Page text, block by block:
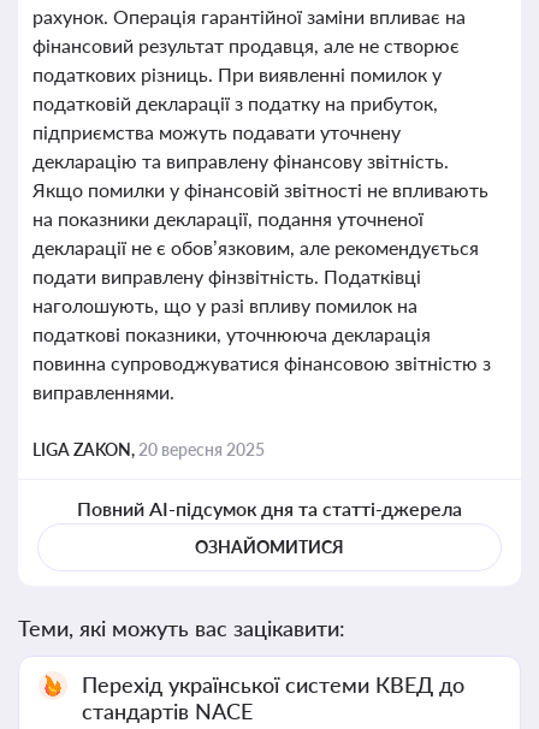
рахунок. Операція гарантійної заміни впливає на
фінансовий результат продавця, але не створює
податкових різниць. При виявленні помилок у
податковій декларації з податку на прибуток,
підприємства можуть подавати уточнену
декларацію та виправлену фінансову звітність.
Якщо помилки у фінансовій звітності не впливають
на показники декларації, подання уточненої
декларації не є обов’язковим, але рекомендується
подати виправлену фінзвітність. Податківці
наголошують, що у разі впливу помилок на
податкові показники, уточнююча декларація
повинна супроводжуватися фінансовою звітністю з
виправленнями.
LIGA ZAKON, 20 вересня 2025
Повний AI-підсумок дня та статті-джерела
ОЗНАЙОМИТИСЯ
Теми, які можуть вас зацікавити:
Перехід української системи КВЕД до
стандартів NACE